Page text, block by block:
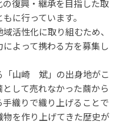
復興・継承を目指した取
に行っています。
活性化に取り組むため、
よって携わる方を募集し
「山崎 斌」の出身地がこ
して売れなかった繭から
織りで織り上げることで
を作り上げてきた歴史が